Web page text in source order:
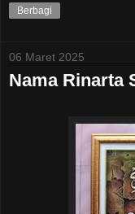
Berbagi
06 Maret 2025
Nama Rinarta